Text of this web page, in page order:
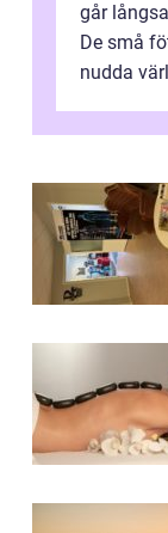
går
De små
nudda